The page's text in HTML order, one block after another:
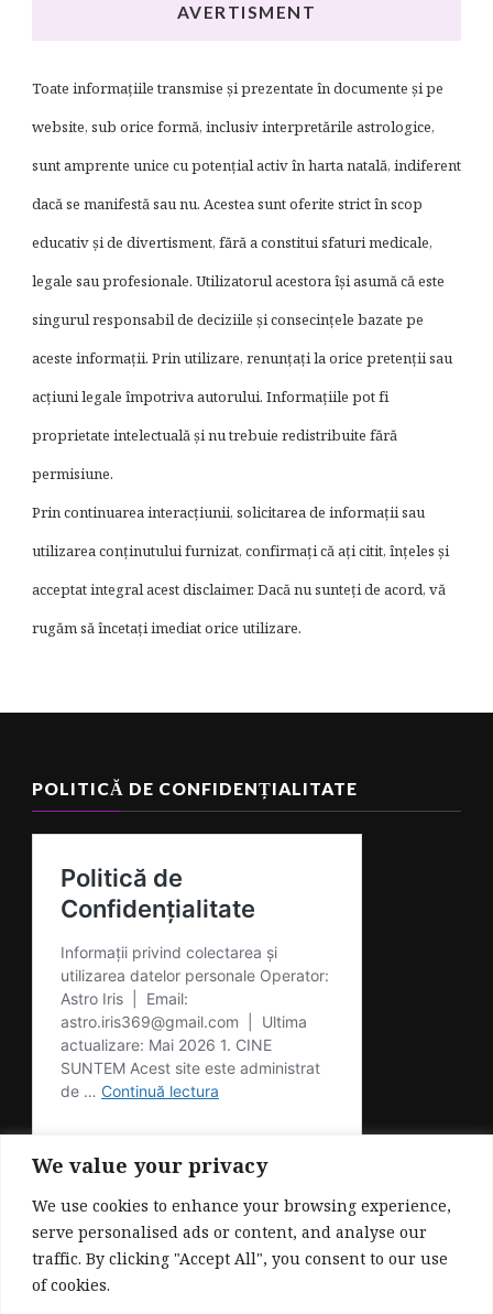
We value your privacy
We use cookies to enhance your browsing experience,
serve personalised ads or content, and analyse our
traffic. By clicking "Accept All", you consent to our use
of cookies.
AVERTISMENT
Toate informațiile transmise și prezentate în documente și pe
website, sub orice formă, inclusiv interpretările astrologice,
sunt amprente unice cu potențial activ în harta natală, indiferent
dacă se manifestă sau nu. Acestea sunt oferite strict în scop
educativ și de divertisment, fără a constitui sfaturi medicale,
legale sau profesionale. Utilizatorul acestora își asumă că este
singurul responsabil de deciziile și consecințele bazate pe
aceste informații. Prin utilizare, renunțați la orice pretenții sau
acțiuni legale împotriva autorului. Informațiile pot fi
proprietate intelectuală și nu trebuie redistribuite fără
permisiune.
Prin continuarea interacțiunii, solicitarea de informații sau
utilizarea conținutului furnizat, confirmați că ați citit, înțeles și
acceptat integral acest disclaimer. Dacă nu sunteți de acord, vă
rugăm să încetați imediat orice utilizare.
POLITICĂ DE CONFIDENȚIALITATE